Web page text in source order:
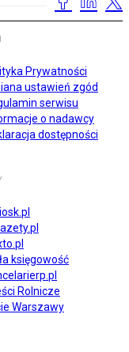
Prywatności
ustawień zgód
serwisu
o nadawcy
dostępności
księgowość
Rolnicze
Warszawy